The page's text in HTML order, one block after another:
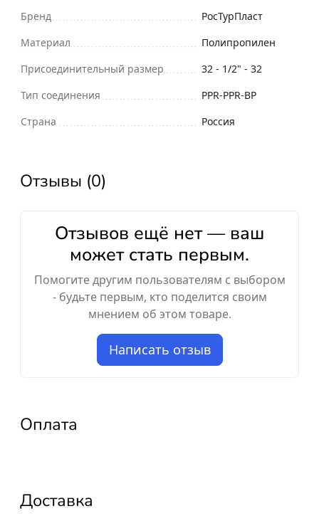
Бренд
РосТурПласт
Материал
Полипропилен
Присоединительный размер
32 - 1/2" - 32
Тип соединения
PPR-PPR-ВР
Страна
Россия
Отзывы (0)
Отзывов ещё нет — ваш
может стать первым.
Помогите другим пользователям с выбором
- будьте первым, кто поделится своим
мнением об этом товаре.
Написать отзыв
Оплата
Доставка